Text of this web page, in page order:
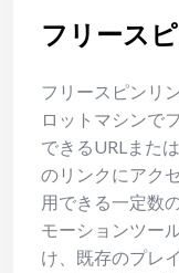
フリース
フリースピンリ
ロットマシンで
できるURLまた
のリンクにアク
用できる一定数
モーションツー
け、既存のプレ